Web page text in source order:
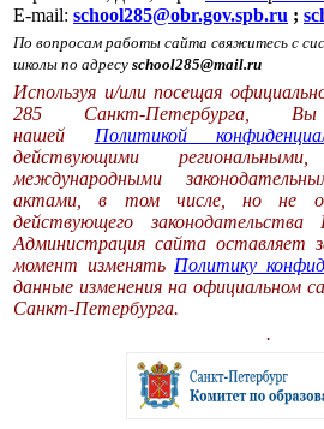
E-mail: school285@obr.gov.spb.ru ;
По вопросам работы сайта свяжитесь с
школы по адресу school285@mail.ru
Используя и/или посещая
285 Санкт-Петербурга,
нашей Политикой
действующими
международными
актами, в том числе, но не
действующего законодательства
Администрация сайта оставляет
момент изменять Политику
данные изменения на
Санкт-Петербурга.
.